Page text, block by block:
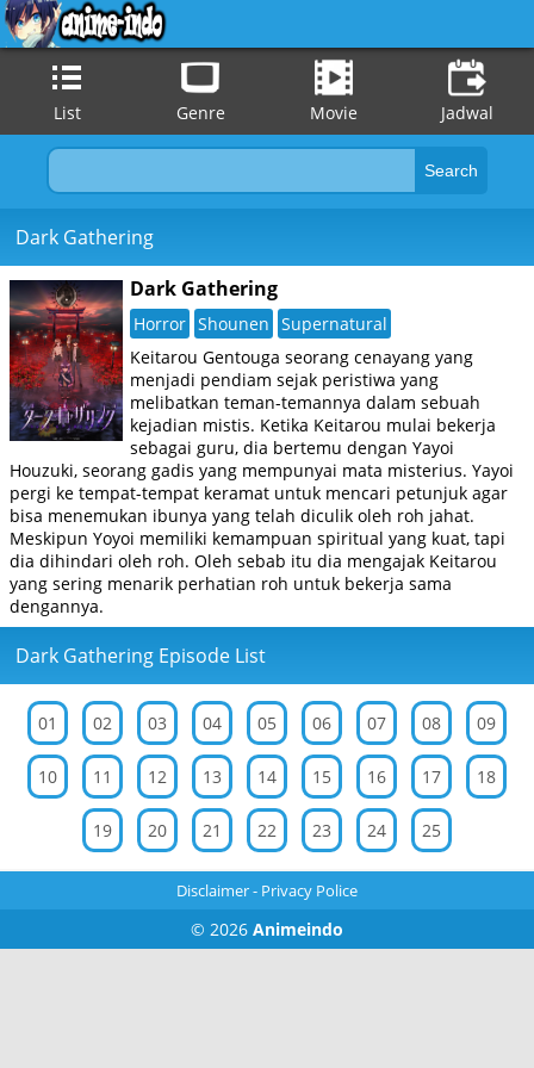
List Genre Movie Jadwal
Dark Gathering
Dark Gathering
Horror Shounen Supernatural
Keitarou Gentouga seorang cenayang yang
menjadi pendiam sejak peristiwa yang
melibatkan teman-temannya dalam sebuah
kejadian mistis. Ketika Keitarou mulai bekerja
sebagai guru, dia bertemu dengan Yayoi
Houzuki, seorang gadis yang mempunyai mata misterius. Yayoi
pergi ke tempat-tempat keramat untuk mencari petunjuk agar
bisa menemukan ibunya yang telah diculik oleh roh jahat.
Meskipun Yoyoi memiliki kemampuan spiritual yang kuat, tapi
dia dihindari oleh roh. Oleh sebab itu dia mengajak Keitarou
yang sering menarik perhatian roh untuk bekerja sama
dengannya.
Dark Gathering Episode List
01 02 03 04 05 06 07 08 09
10 11 12 13 14 15 16 17 18
19 20 21 22 23 24 25
Disclaimer- Privacy Police
© 2026 Animeindo